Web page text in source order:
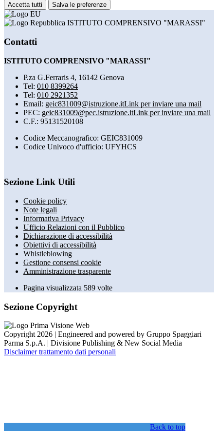
Accetta tutti Salva le preferenze
ISTITUTO COMPRENSIVO "MARASSI"
Contatti
ISTITUTO COMPRENSIVO "MARASSI"
P.za G.Ferraris 4, 16142 Genova
Tel: 010 8399264
Tel: 010 2921352
Email: geic831009@istruzione.itLink per inviare una mail
PEC: geic831009@pec.istruzione.itLink per inviare una mail
C.F.: 95131520108
Codice Meccanografico: GEIC831009
Codice Univoco d'ufficio: UFYHCS
Sezione Link Utili
Cookie policy
Note legali
Informativa Privacy
Ufficio Relazioni con il Pubblico
Dichiarazione di accessibilità
Obiettivi di accessibilità
Whistleblowing
Gestione consensi cookie
Amministrazione trasparente
Pagina visualizzata 589 volte
Sezione Copyright
Copyright 2026 | Engineered and powered by Gruppo Spaggiari
Parma S.p.A. | Divisione Publishing & New Social Media
Disclaimer trattamento dati personali
Back to top